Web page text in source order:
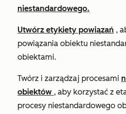
niestandardowego.
Utwórz etykiety powiązań ,
powiązania obiektu
obiektami.
Twórz i zarządzaj procesami
obiektów , aby korzystać z
procesy niestandardowego